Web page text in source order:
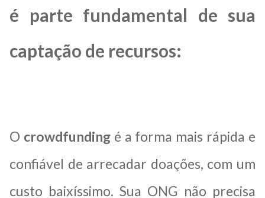
é parte fundamental de sua
captação de recursos:
O crowdfunding é a forma mais rápida e
confiável de arrecadar doações, com um
custo baixíssimo. Sua ONG não precisa